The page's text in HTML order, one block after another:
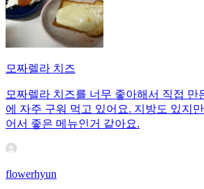
모짜렐라 치즈
모짜렐라 치즈를 너무 좋아해서 직접 만
에 자주 구워 먹고 있어요. 지방도 있지
어서 좋은 메뉴인거 같아요.
flowerhyun